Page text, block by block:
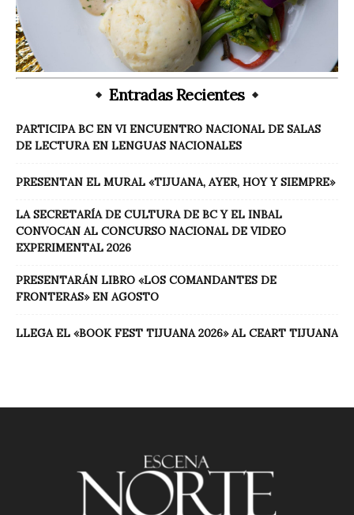
Entradas Recientes
PARTICIPA BC EN VI ENCUENTRO NACIONAL DE SALAS
DE LECTURA EN LENGUAS NACIONALES
PRESENTAN EL MURAL «TIJUANA, AYER, HOY Y SIEMPRE»
LA SECRETARÍA DE CULTURA DE BC Y EL INBAL
CONVOCAN AL CONCURSO NACIONAL DE VIDEO
EXPERIMENTAL 2026
PRESENTARÁN LIBRO «LOS COMANDANTES DE
FRONTERAS» EN AGOSTO
LLEGA EL «BOOK FEST TIJUANA 2026» AL CEART TIJUANA